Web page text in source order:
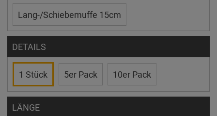
Lang-/Schiebemuffe 15cm
DETAILS
1 Stück 5er Pack 10er Pack
LÄNGE